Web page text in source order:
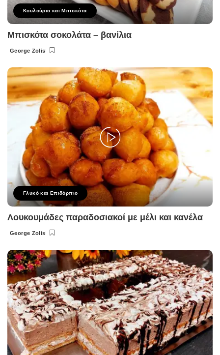
Κουλούρια και Μπισκότα
Μπισκότα σοκολάτα – βανίλια
Posted
George Zolis
Γλυκό και Επιδόρπιο
Λουκουμάδες παραδοσιακοί με μέλι και κανέλα
Posted
George Zolis